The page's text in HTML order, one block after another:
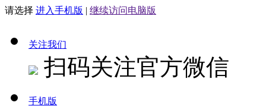
请选择 进入手机版 | 继续访问电脑版
关注我们
扫码关注官方微信
手机版